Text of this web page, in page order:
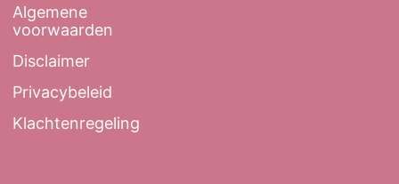
Algemene
voorwaarden
Disclaimer
Privacybeleid
Klachtenregeling